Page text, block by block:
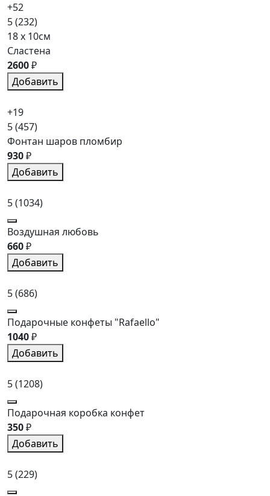
+52
5(232)
18 x 10см
Сластена
2600₽
Добавить
+19
5(457)
Фонтан шаров пломбир
930₽
Добавить
5(1034)
Воздушная любовь
660₽
Добавить
5(686)
Подарочные конфеты "Rafaello"
1040₽
Добавить
5(1208)
Подарочная коробка конфет
350₽
Добавить
5(229)